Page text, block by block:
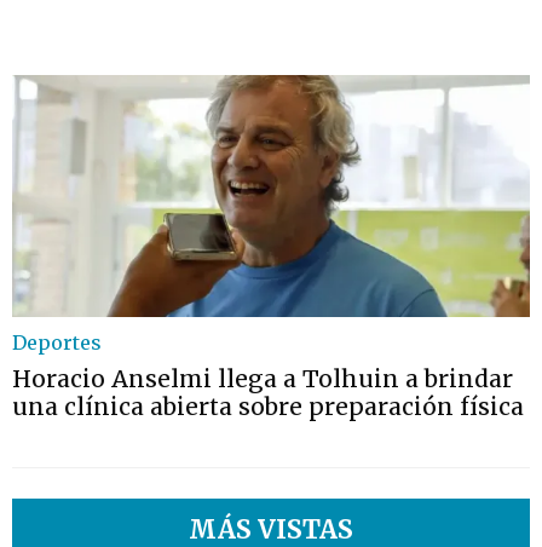
Deportes
Horacio Anselmi llega a Tolhuin a brindar
una clínica abierta sobre preparación física
MÁS VISTAS